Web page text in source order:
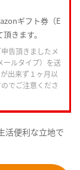
ギフト券（E
きます。
告頂きましたメ
ールタイプ）を送
出来ず１ヶ月以
でご注意くださ
便利な立地で